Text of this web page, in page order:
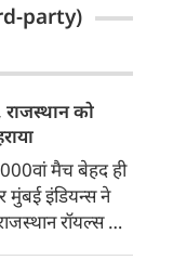
party)
को
मैच बेहद ही
इंडियन्स ने
रॉयल्स को